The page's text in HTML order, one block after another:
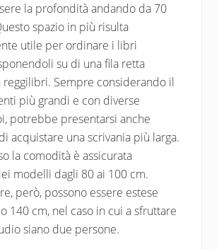
la profondità andando da 70
spazio in più risulta
utile per ordinare i libri
su di una fila retta
reggilibri. Sempre considerando il
più grandi e con diverse
potrebbe presentarsi anche
acquistare una scrivania più larga.
la comodità è assicurata
modelli dagli 80 ai 100 cm.
però, possono essere estese
140 cm, nel caso in cui a sfruttare
siano due persone.